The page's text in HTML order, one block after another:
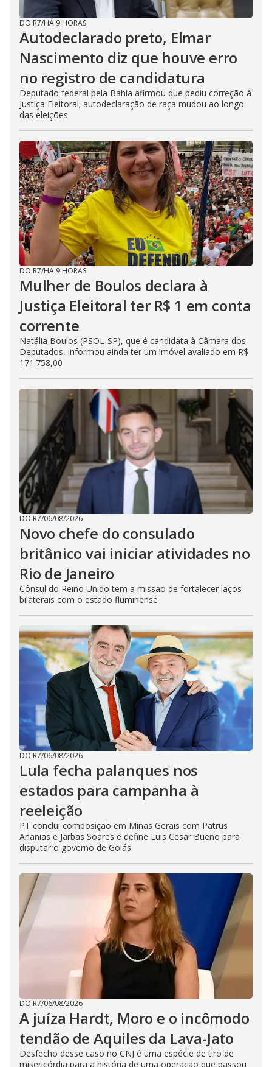
DO R7/HÁ 9 HORAS
Autodeclarado preto, Elmar
Nascimento diz que houve erro
no registro de candidatura
Deputado federal pela Bahia afirmou que pediu correção à
Justiça Eleitoral; autodeclaração de raça mudou ao longo
das eleições
DO R7/HÁ 9 HORAS
Mulher de Boulos declara à
Justiça Eleitoral ter R$ 1 em conta
corrente
Natália Boulos (PSOL-SP), que é candidata à Câmara dos
Deputados, informou ainda ter um imóvel avaliado em R$
171.758,00
DO R7/06/08/2026
Novo chefe do consulado
britânico vai iniciar atividades no
Rio de Janeiro
Cônsul do Reino Unido tem a missão de fortalecer laços
bilaterais com o estado fluminense
DO R7/06/08/2026
Lula fecha palanques nos
estados para campanha à
reeleição
PT conclui composição em Minas Gerais com Patrus
Ananias e Jarbas Soares e define Luis Cesar Bueno para
disputar o governo de Goiás
DO R7/06/08/2026
A juíza Hardt, Moro e o incômodo
tendão de Aquiles da Lava-Jato
Desfecho desse caso no CNJ é uma espécie de tiro de
misericórdia para a história de uma operação que passou